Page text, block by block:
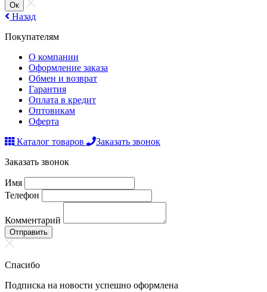
Ок
Назад
Покупателям
О компании
Оформление заказа
Обмен и возврат
Гарантия
Оплата в кредит
Оптовикам
Оферта
Каталог товаров
Заказать звонок
Заказать звонок
Имя
Телефон
Комментарий
Отправить
Спасибо
Подписка на новости успешно оформлена